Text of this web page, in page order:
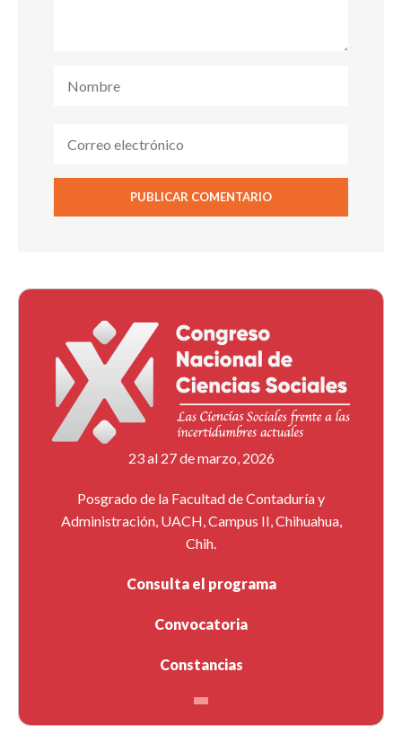
23 al 27 de marzo, 2026
Posgrado de la Facultad de Contaduría y
Administración, UACH, Campus II, Chihuahua,
Chih.
Consulta el programa
Convocatoria
Constancias